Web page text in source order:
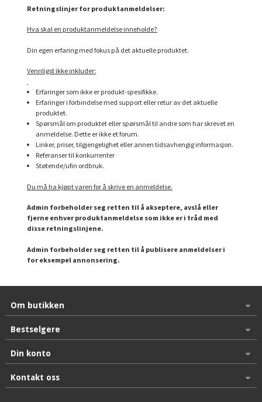
Retningslinjer for produktanmeldelser:
Hva skal en produktanmeldelse inneholde?
Din egen erfaring med fokus på det aktuelle produktet.
Vennligst ikke inkluder:
Erfaringer som ikke er produkt-spesifikke.
Erfaringer i forbindelse med support eller retur av det aktuelle
produktet.
Spørsmål om produktet eller spørsmål til andre som har skrevet en
anmeldelse. Dette er ikke et forum.
Linker, priser, tilgjengelighet eller annen tidsavhengig informasjon.
Referanser til konkurrenter
Støtende/ufin ordbruk.
Du må ha kjøpt varen for å skrive en anmeldelse.
Admin forbeholder seg retten til å akseptere, avslå eller
fjerne enhver produktanmeldelse som ikke er i tråd med
disse retningslinjene.
Admin forbeholder seg retten til å publisere anmeldelser i
for eksempel annonsering.
Om butikken
Bestselgere
Din konto
Kontakt oss